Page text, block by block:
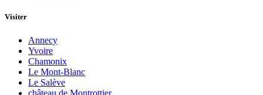
Visiter
Annecy
Yvoire
Chamonix
Le Mont-Blanc
Le Salève
château de Montrottier